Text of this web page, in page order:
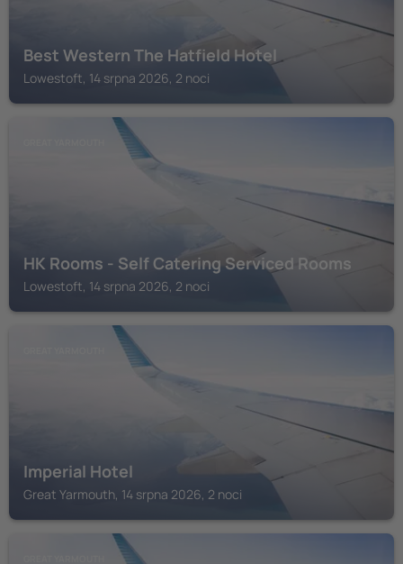
Best Western The Hatfield Hotel
Lowestoft, 14 srpna 2026, 2 noci
HK Rooms - Self Catering Serviced Rooms
Lowestoft, 14 srpna 2026, 2 noci
Imperial Hotel
Great Yarmouth, 14 srpna 2026, 2 noci